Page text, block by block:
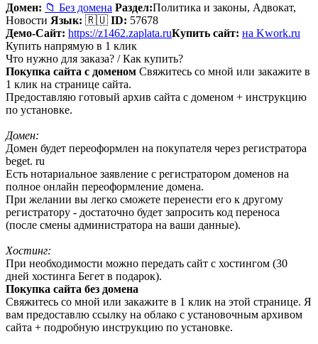
Домен: 📁 Без домена Раздел:Политика и законы, Адвокат,
Новости Язык: 🇷🇺 ID: 57678
Демо-Сайт: https://z1462.zaplata.ruКупить сайт: на Kwork.ru
Купить напрямую в 1 клик
Что нужно для заказа? / Как купить?
Покупка сайта с доменом Свяжитесь со мной или закажите в
1 клик на странице сайта.
Предоставляю готовый архив сайта с доменом + инструкцию
по установке.
Домен:
Домен будет переоформлен на покупателя через регистратора
beget. ru
Есть нотариальное заявление с регистратором доменов на
полное онлайн переоформление домена.
При желании вы легко сможете перенести его к другому
регистратору - достаточно будет запросить код переноса
(после смены администратора на ваши данные).
Хостинг:
При необходимости можно передать сайт с хостингом (30
дней хостинга Бегет в подарок).
Покупка сайта без домена
Свяжитесь со мной или закажите в 1 клик на этой странице. Я
вам предоставлю ссылку на облако с установочным архивом
сайта + подробную инструкцию по установке.